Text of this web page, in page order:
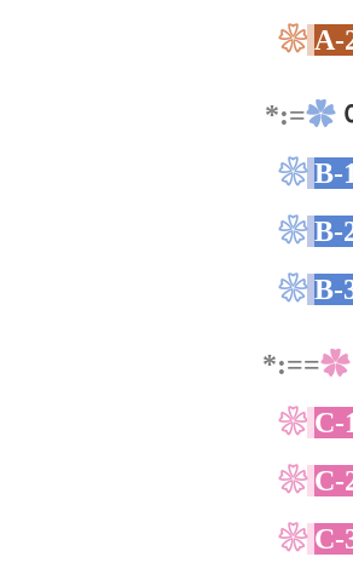
❀ A-
*:=✿
❀ B-
❀ B-
❀ B-
*:==✿
❀ C-
❀ C-
❀ C-